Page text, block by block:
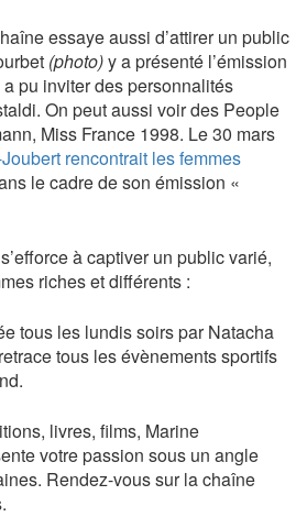
essaye aussi d’attirer un public
(photo)y a présenté l’émission
pu inviter des personnalités
On peut aussi voir des People
Miss France 1998. Le 30 mars
rencontrait les femmes
le cadre de son émission «
à captiver un public varié,
riches et différents :
tous les lundis soirs par Natacha
tous les évènements sportifs
livres, films, Marine
votre passion sous un angle
Rendez-vous sur la chaîne